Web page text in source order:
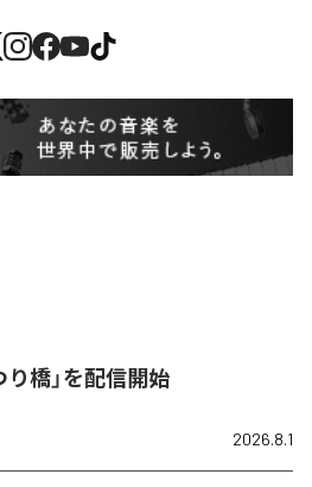
り橋」を配信開始
2026.8.1